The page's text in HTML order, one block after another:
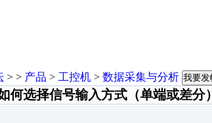
> > 产品 > 工控机 > 数据采集与分析 我要发
何选择信号输入方式（单端或差分